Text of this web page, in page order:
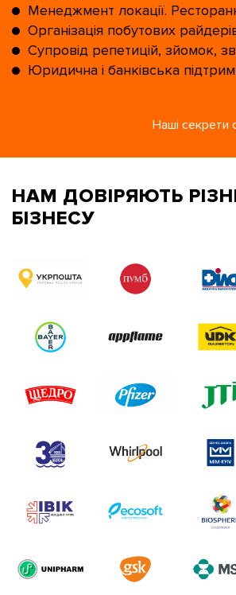
Менеджмент локації.
Організація побутових
Супровід репетицій, зйомок,
Юридична і банківська
Наші секрети
НАМ ДОВІРЯЮТЬ
БІЗНЕСУ